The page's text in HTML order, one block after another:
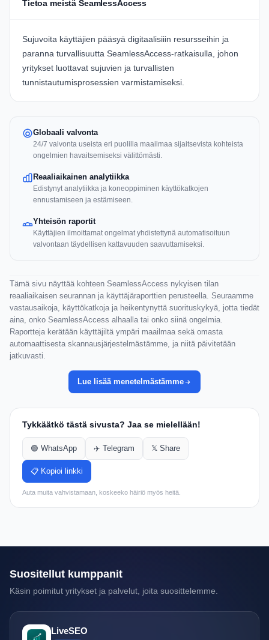
Tietoa meistä SeamlessAccess
Sujuvoita käyttäjien pääsyä digitaalisiiin resursseihin ja
paranna turvallisuutta SeamlessAccess-ratkaisulla, johon
yritykset luottavat sujuvien ja turvallisten
tunnistautumisprosessien varmistamiseksi.
Globaali valvonta
24/7 valvonta useista eri puolilla maailmaa sijaitsevista kohteista
ongelmien havaitsemiseksi välittömästi.
Reaaliaikainen analytiikka
Edistynyt analytiikka ja koneoppiminen käyttökatkojen
ennustamiseen ja estämiseen.
Yhteisön raportit
Käyttäjien ilmoittamat ongelmat yhdistettynä automatisoituun
valvontaan täydellisen kattavuuden saavuttamiseksi.
Tämä sivu näyttää kohteen SeamlessAccess nykyisen tilan
reaaliaikaisen seurannan ja käyttäjäraporttien perusteella. Seuraamme
vastausaikoja, käyttökatkoja ja heikentynyttä suorituskykyä, jotta tiedät
aina, onko SeamlessAccess alhaalla tai onko siinä ongelmia.
Raportteja kerätään käyttäjiltä ympäri maailmaa sekä omasta
automaattisesta skannausjärjestelmästämme, ja niitä päivitetään
jatkuvasti.
Lue lisää menetelmästämme
Tykkäätkö tästä sivusta? Jaa se mielellään!
🟢 WhatsApp ✈️ Telegram 𝕏 Share
📋 Kopioi linkki
Auta muita vahvistamaan, koskeeko häiriö myös heitä.
Suositellut kumppanit
Käsin poimitut yritykset ja palvelut, joita suosittelemme.
LiveSEO